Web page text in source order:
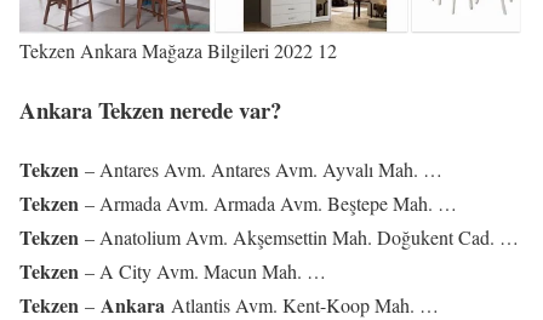
Tekzen Ankara Mağaza Bilgileri 2022 12
Ankara Tekzen nerede var?
Tekzen – Antares Avm. Antares Avm. Ayvalı Mah. …
Tekzen – Armada Avm. Armada Avm. Beştepe Mah. …
Tekzen – Anatolium Avm. Akşemsettin Mah. Doğukent Cad. …
Tekzen – A City Avm. Macun Mah. …
Tekzen – Ankara Atlantis Avm. Kent-Koop Mah. …